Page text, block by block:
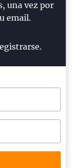
una vez por
email.